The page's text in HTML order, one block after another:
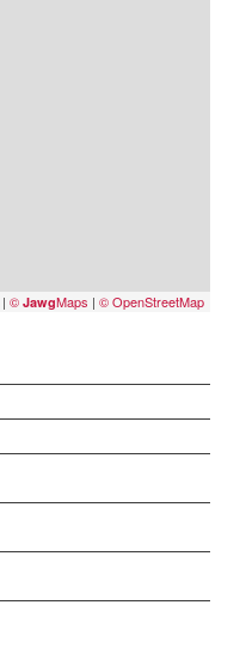
| © JawgMaps | © OpenStreetMap